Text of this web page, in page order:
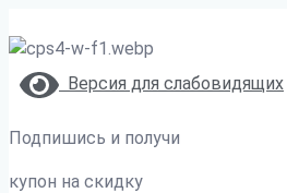
Версия для слабовидящих
Подпишись и получи
купон на скидку